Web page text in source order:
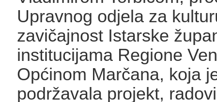
Upravnog odjela za
zavičajnost Istarske
institucijama Regione
Općinom Marčana, koja
podržavala projekt,